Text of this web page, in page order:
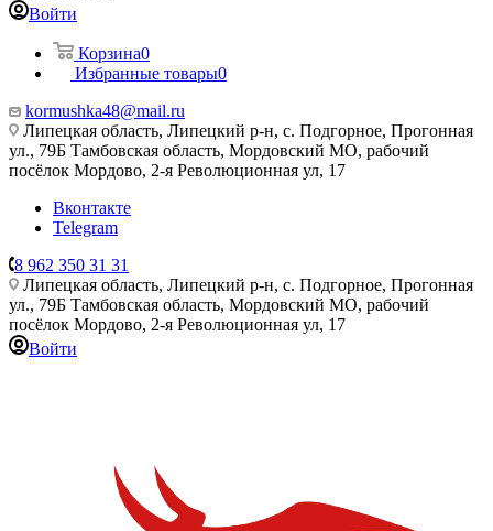
Войти
Корзина0
Избранные товары0
kormushka48@mail.ru
Липецкая область, Липецкий р-н, с. Подгорное, Прогонная
ул., 79Б Тамбовская область, Мордовский МО, рабочий
посёлок Мордово, 2-я Революционная ул, 17
Вконтакте
Telegram
8 962 350 31 31
Липецкая область, Липецкий р-н, с. Подгорное, Прогонная
ул., 79Б Тамбовская область, Мордовский МО, рабочий
посёлок Мордово, 2-я Революционная ул, 17
Войти